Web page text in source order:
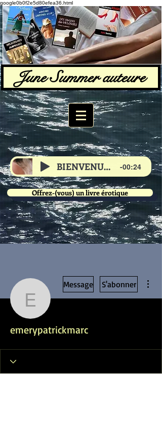
google0b0f2e5d80efea36.html
June Summer auteure
BIENVENUE de June -00:24
Offrez-(vous) un livre érotique
Message S'abonner
emerypatrickmarc